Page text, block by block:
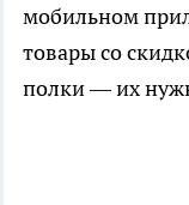
мобильном
товары со
полки — их